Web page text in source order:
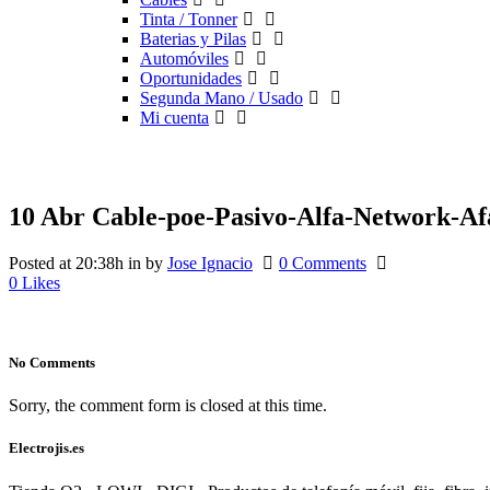
Tinta / Tonner
Baterias y Pilas
Automóviles
Oportunidades
Segunda Mano / Usado
Mi cuenta
10 Abr Cable-poe-Pasivo-Alfa-Network-
Posted at 20:38h in by Jose Ignacio
0 Comments
0 Likes
No Comments
Sorry, the comment form is closed at this time.
Electrojis.es